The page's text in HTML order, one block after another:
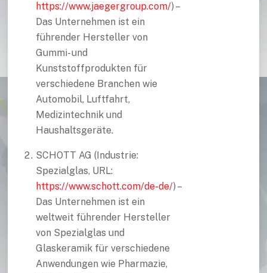
https://www.jaegergroup.com/) –
Das Unternehmen ist ein
führender Hersteller von
Gummi- und
Kunststoffprodukten für
verschiedene Branchen wie
Automobil, Luftfahrt,
Medizintechnik und
Haushaltsgeräte.
SCHOTT AG (Industrie:
Spezialglas, URL:
https://www.schott.com/de-de/) –
Das Unternehmen ist ein
weltweit führender Hersteller
von Spezialglas und
Glaskeramik für verschiedene
Anwendungen wie Pharmazie,